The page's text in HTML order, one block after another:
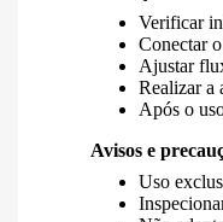
Verificar
Conectar
Ajustar
Realizar a
Após o
Avisos e
Uso